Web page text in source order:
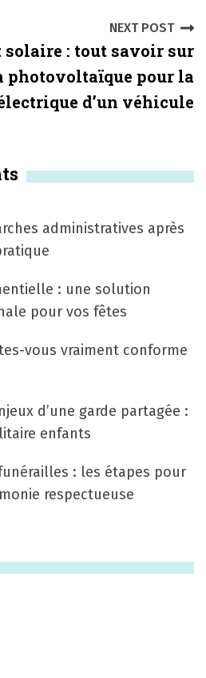
NEXT POST
solaire : tout savoir sur
photovoltaïque pour la
d’un véhicule
administratives après
: une solution
pour vos fêtes
vous vraiment conforme
d’une garde partagée :
enfants
: les étapes pour
respectueuse